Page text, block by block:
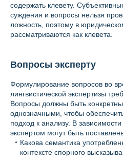
содержать клевету.
суждения и вопросы нельзя
ложность, поэтому в
рассматриваются как клевета.
Вопросы эксперту
Формулирование вопросов во
лингвистической экспертизы
Вопросы должны быть
однозначными, чтобы
подход к анализу. В
экспертом могут быть
Какова семантика
контексте спорного